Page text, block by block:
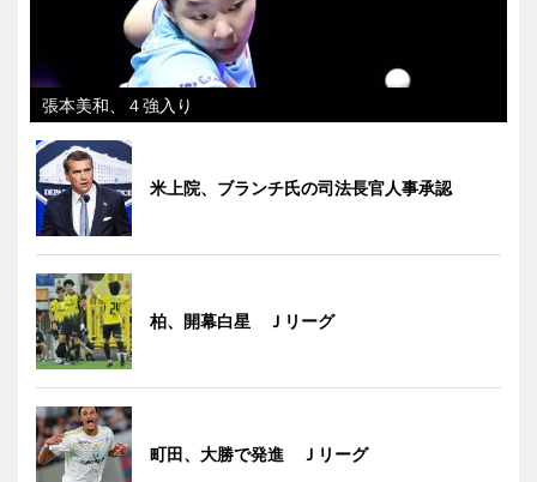
張本美和、４強入り
米上院、ブランチ氏の司法長官人事承認
柏、開幕白星 Ｊリーグ
町田、大勝で発進 Ｊリーグ